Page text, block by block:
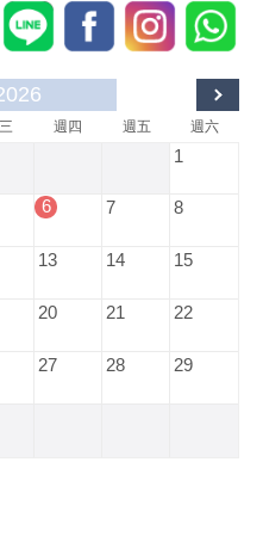
週四 週五 週六
1
6 7 8
13 14 15
20 21 22
27 28 29